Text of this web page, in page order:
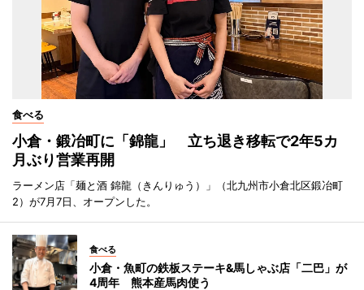
食べる
小倉・鍛冶町に「錦龍」 立ち退き移転で2年5カ
月ぶり営業再開
ラーメン店「麺と酒 錦龍（きんりゅう）」（北九州市小倉北区鍛冶町
2）が7月7日、オープンした。
食べる
小倉・魚町の鉄板ステーキ&馬しゃぶ店「二巴」が
4周年 熊本産馬肉使う